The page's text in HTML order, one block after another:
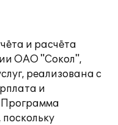
и расчёта
ОАО "Сокол",
реализована с
и
Программа